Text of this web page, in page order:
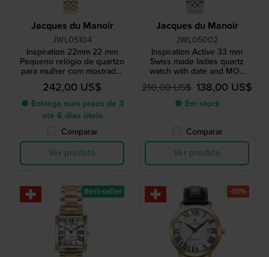
Jacques du Manoir
JWL05104
Inspiration 22mm 22 mm
Pequeno relógio de quartzo
para mulher com mostrador
Madrepérola preto
242,00 US$
● Entrega num prazo de 3
até 6 dias úteis
Comparar
Ver produto
Jacques du Manoir
JWL05002
Inspiration Active 33 mm
Swiss made ladies quartz
watch with date and MOP
dial
210,00 US$ 138,00 US$
● Em stock
Comparar
Ver produto
Best-seller -30%